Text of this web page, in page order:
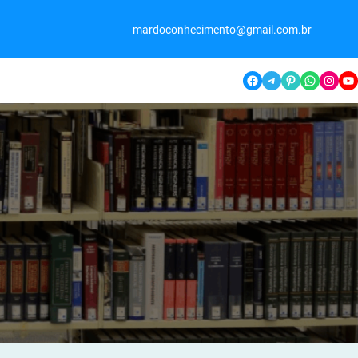
mardoconhecimento@gmail.com.br
Facebook Telegram Pinterest WhatsApp Instagram YouTube